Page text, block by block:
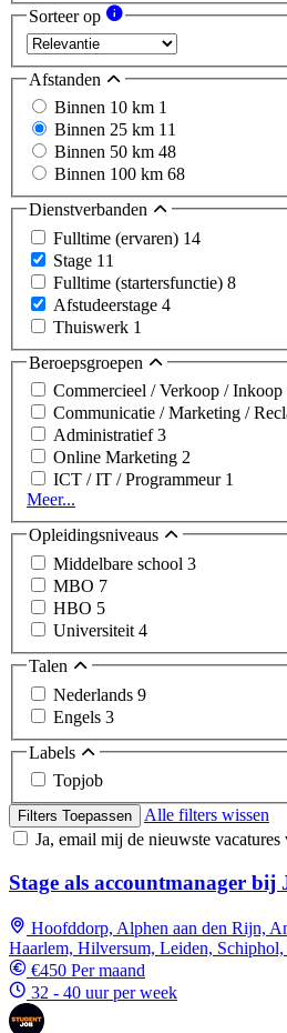
Sorteer op
Afstanden
Binnen 10 km 1
Binnen 25 km 11
Binnen 50 km 48
Binnen 100 km 68
Dienstverbanden
Fulltime (ervaren) 14
Stage 11
Fulltime (startersfunctie) 8
Afstudeerstage 4
Thuiswerk 1
Beroepsgroepen
Commercieel / Verkoop / Inkoop
Communicatie / Marketing /
Administratief3
Online Marketing 2
ICT / IT / Programmeur 1
Meer...
Opleidingsniveaus
Middelbare school 3
MBO 7
HBO 5
Universiteit 4
Talen
Nederlands 9
Engels 3
Labels
Topjob
Filters Toepassen
Alle filters wissen
Ja, email mij de nieuwste
Stage als accountmanager
Hoofddorp, Alphen aan den Rijn,
Haarlem, Hilversum, Leiden,
€450 Per maand
32 - 40 uur per week